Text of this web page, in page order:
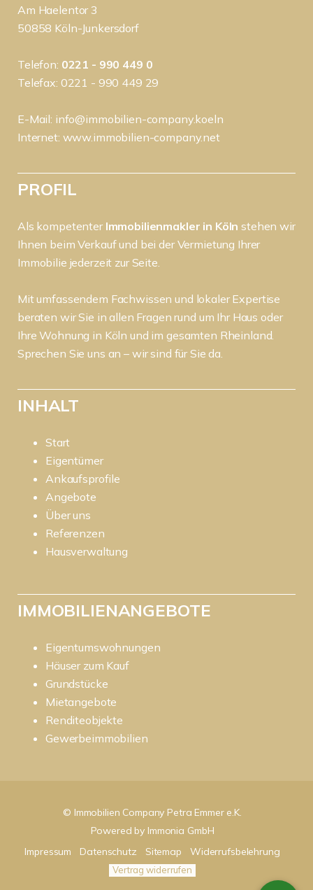
Am Haelentor 3
50858 Köln-Junkersdorf
Telefon: 0221 - 990 449 0
Telefax: 0221 - 990 449 29
E-Mail: info@immobilien-company.koeln
Internet: www.immobilien-company.net
PROFIL
Als kompetenter Immobilienmakler in Kölnstehen wir
Ihnen beim Verkauf und bei der Vermietung Ihrer
Immobilie jederzeit zur Seite.
Mit umfassendem Fachwissen und lokaler Expertise
beraten wir Sie in allen Fragen rund um Ihr Haus oder
Ihre Wohnung in Köln und im gesamten Rheinland.
Sprechen Sie uns an – wir sind für Sie da.
INHALT
Start
Eigentümer
Ankaufsprofile
Angebote
Über uns
Referenzen
Hausverwaltung
IMMOBILIENANGEBOTE
Eigentumswohnungen
Häuser zum Kauf
Grundstücke
Mietangebote
Renditeobjekte
Gewerbeimmobilien
© Immobilien Company Petra Emmer e.K.
Powered by Immonia GmbH
Impressum
Datenschutz Sitemap Widerrufsbelehrung
Vertrag widerrufen